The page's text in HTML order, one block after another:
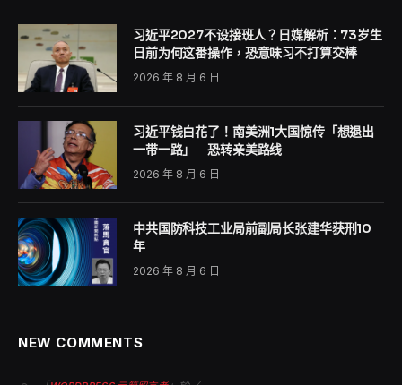
习近平2027不设接班人？日媒解析：73岁生
日前为何这番操作，恐意味习不打算交棒
2026 年 8 月 6 日
习近平钱白花了！南美洲1大国惊传「想退出
一带一路」 恐转亲美路线
2026 年 8 月 6 日
中共国防科技工业局前副局长张建华获刑10
年
2026 年 8 月 6 日
NEW COMMENTS